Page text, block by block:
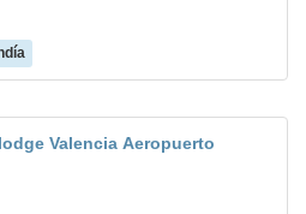
Valencia Aeropuerto